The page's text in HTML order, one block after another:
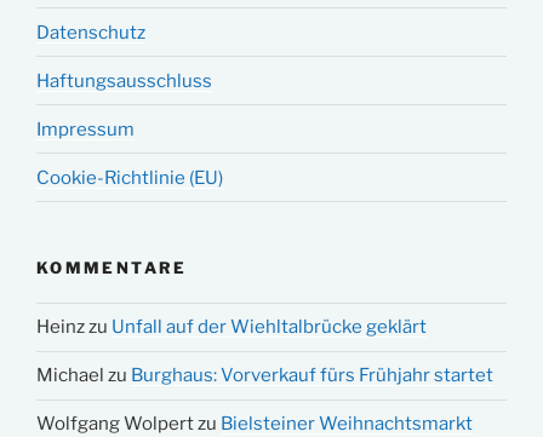
Datenschutz
Haftungsausschluss
Impressum
Cookie-Richtlinie (EU)
KOMMENTARE
Heinzzu Unfall auf der Wiehltalbrücke geklärt
Michael zu Burghaus: Vorverkauf fürs Frühjahr startet
Wolfgang Wolpertzu Bielsteiner Weihnachtsmarkt